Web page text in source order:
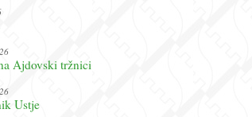
Ajdovski tržnici
Ustje